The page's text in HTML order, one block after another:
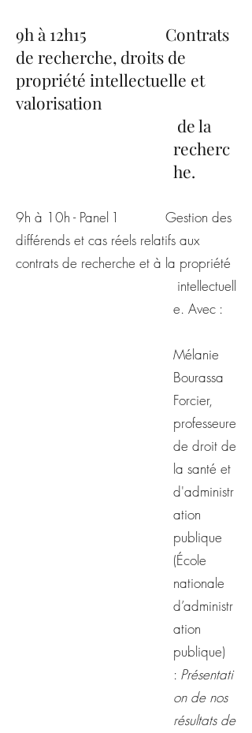
9h à 12h15 Contrats
de recherche, droits de
propriété intellectuelle et
valorisation
de la
recherc
he.
9h à 10h - Panel 1 Gestion des
différends et cas réels relatifs aux
contrats de recherche et à la propriété
intellectuell
e. Avec :
Mélanie
Bourassa
Forcier,
professeure
de droit de
la santé et
d'administr
ation
publique
(École
nationale
d’administr
ation
publique)
: Présentati
on de nos
résultats de